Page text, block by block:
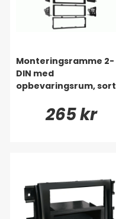
Monteringsramme 2-
DIN med
opbevaringsrum, sort
265 kr